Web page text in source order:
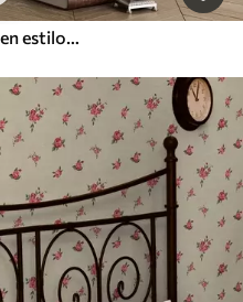
Pájaros sobre ramas con flores en estilo acuarela retro